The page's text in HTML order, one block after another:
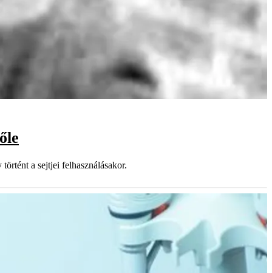
a sejtjei felhasználásakor.